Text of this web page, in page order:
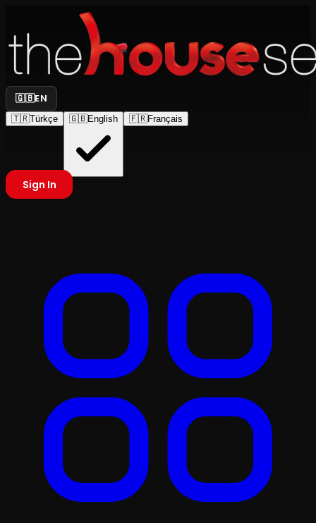
🇬🇧EN
🇹🇷Türkçe 🇬🇧English 🇫🇷Français
Sign In